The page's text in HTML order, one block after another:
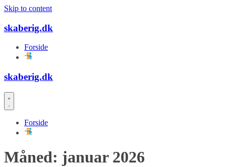
Skip to content
skaberig.dk
Forside
skaberig.dk
Forside
Måned: januar 2026